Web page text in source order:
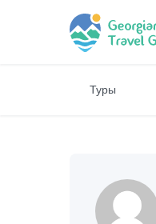
Туры